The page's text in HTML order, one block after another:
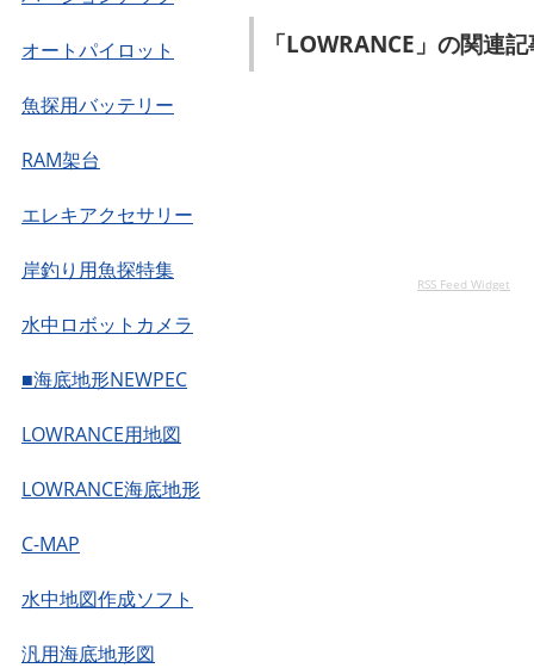
オートパイロット
魚探用バッテリー
RAM架台
エレキアクセサリー
岸釣り用魚探特集
水中ロボットカメラ
■海底地形NEWPEC
LOWRANCE用地図
LOWRANCE海底地形
C-MAP
水中地図作成ソフト
汎用海底地形図
「LOWRANCE」の関連
RSS Feed Widget